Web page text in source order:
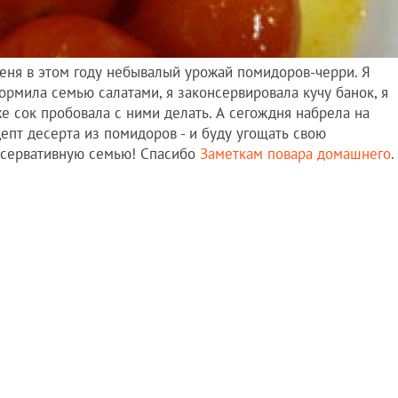
в этом году небывалый урожай помидоров-черри. Я
семью салатами, я законсервировала кучу банок, я
сок пробовала с ними делать. А сегождня набрела на
десерта из помидоров - и буду угощать свою
семью! Спасибо Заметкам повара домашнего.